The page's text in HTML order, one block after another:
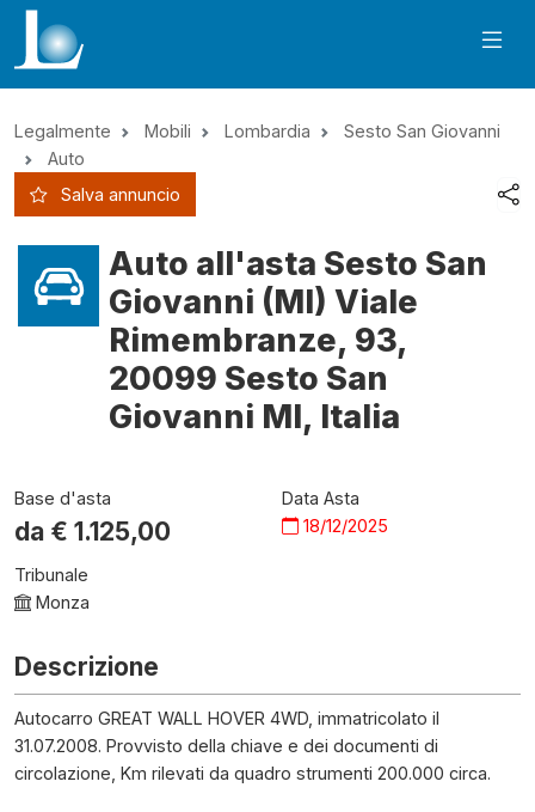
Legalmente Mobili Lombardia
Sesto San Giovanni
Auto
Salva annuncio
Auto all'asta Sesto San
Giovanni (MI) Viale
Rimembranze, 93,
20099 Sesto San
Giovanni MI, Italia
Base d'asta
da € 1.125,00
Data Asta
18/12/2025
Tribunale
Monza
Descrizione
Autocarro GREAT WALL HOVER 4WD, immatricolato il
31.07.2008. Provvisto della chiave e dei documenti di
circolazione, Km rilevati da quadro strumenti 200.000 circa.